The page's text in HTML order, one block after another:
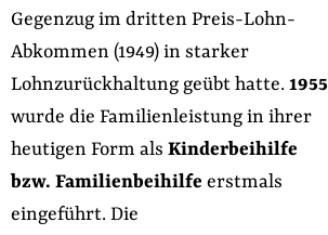
Gegenzug im dritten Preis-Lohn-
Abkommen (1949) in starker
Lohnzurückhaltung geübt hatte. 1955
wurde die Familienleistung in ihrer
heutigen Form als Kinderbeihilfe
bzw. Familienbeihilfe erstmals
eingeführt. Die